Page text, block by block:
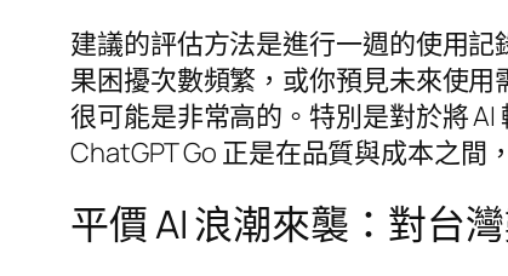
建議的評估方法是進行一週的使用
果困擾次數頻繁，或你預見未來使
很可能是非常高的。特別是對於將
ChatGPT Go 正是在品質與成本之間
平價 AI 浪潮來襲：對台